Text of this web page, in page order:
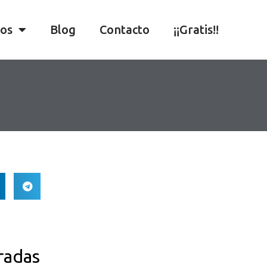
Blog Contacto ¡¡Gratis!!